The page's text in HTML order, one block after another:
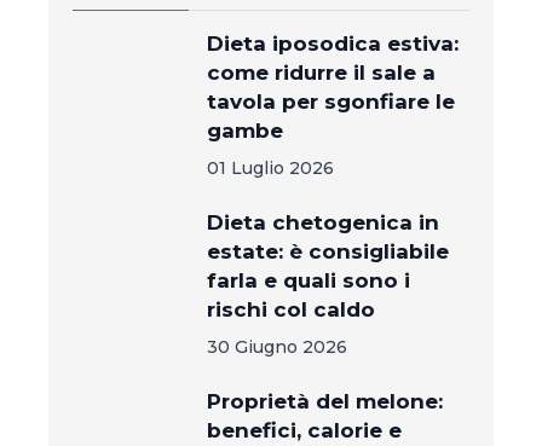
Dieta iposodica estiva:
come ridurre il sale a
tavola per sgonfiare le
gambe
01 Luglio 2026
Dieta chetogenica in
estate: è consigliabile
farla e quali sono i
rischi col caldo
30 Giugno 2026
Proprietà del melone:
benefici, calorie e